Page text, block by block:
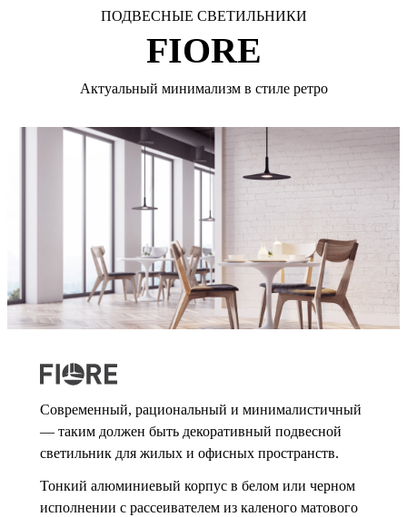
ПОДВЕСНЫЕ СВЕТИЛЬНИКИ
FIORE
Актуальный минимализм в стиле ретро
Современный, рациональный и минималистичный
— таким должен быть декоративный подвесной
светильник для жилых и офисных пространств.
Тонкий алюминиевый корпус в белом или черном
исполнении с рассеивателем из каленого матового